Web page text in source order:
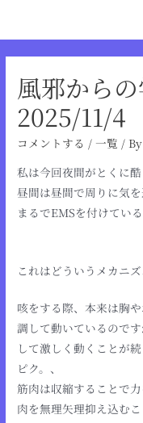
風邪から
2025/11/4
コメントする /一覧 /
私は今回夜間がとくに
昼間は昼間で周りに気
まるでEMSを付けてい
これはどういうメカニ
咳をする際、本来は胸
調して動いているので
して激しく動くことが
ピク。、
筋肉は収縮することで
肉を無理矢理抑え込む